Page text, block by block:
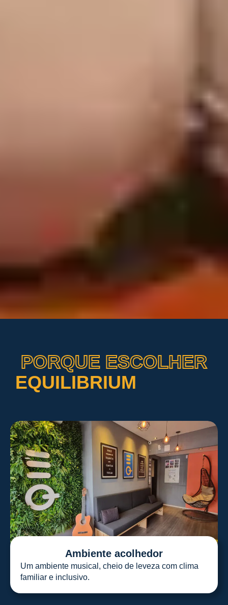
PORQUE ESCOLHER
EQUILIBRIUM
Ambiente acolhedor
Um ambiente musical, cheio de leveza com clima
familiar e inclusivo.